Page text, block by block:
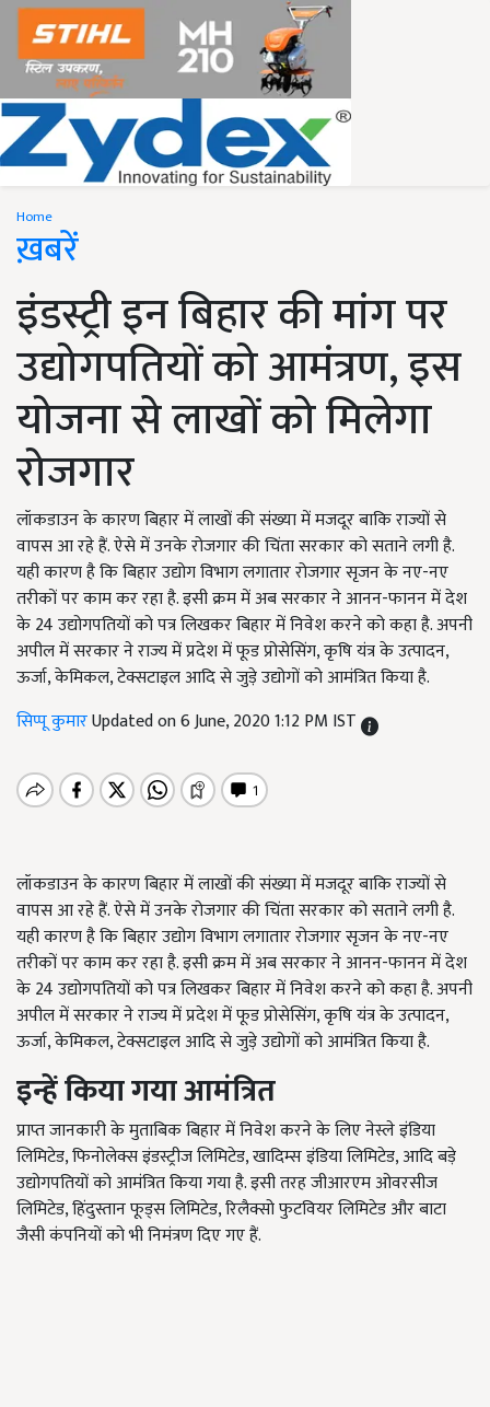
Home
ख़बरें
इंडस्ट्री इन बिहार की मांग पर
उद्योगपतियों को आमंत्रण, इस
योजना से लाखों को मिलेगा
रोजगार
लॉकडाउन के कारण बिहार में लाखों की संख्या में मजदूर बाकि राज्यों से
वापस आ रहे हैं. ऐसे में उनके रोजगार की चिंता सरकार को सताने लगी है.
यही कारण है कि बिहार उद्योग विभाग लगातार रोजगार सृजन के नए-नए
तरीकों पर काम कर रहा है. इसी क्रम में अब सरकार ने आनन-फानन में देश
के 24 उद्योगपतियों को पत्र लिखकर बिहार में निवेश करने को कहा है. अपनी
अपील में सरकार ने राज्य में प्रदेश में फूड प्रोसेसिंग, कृषि यंत्र के उत्पादन,
ऊर्जा, केमिकल, टेक्सटाइल आदि से जुड़े उद्योगों को आमंत्रित किया है.
सिप्पू कुमारUpdated on 6 June, 2020 1:12 PM IST
लॉकडाउन के कारण बिहार में लाखों की संख्या में मजदूर बाकि राज्यों से
वापस आ रहे हैं. ऐसे में उनके रोजगार की चिंता सरकार को सताने लगी है.
यही कारण है कि बिहार उद्योग विभाग लगातार रोजगार सृजन के नए-नए
तरीकों पर काम कर रहा है. इसी क्रम में अब सरकार ने आनन-फानन में देश
के 24 उद्योगपतियों को पत्र लिखकर बिहार में निवेश करने को कहा है. अपनी
अपील में सरकार ने राज्य में प्रदेश में फूड प्रोसेसिंग, कृषि यंत्र के उत्पादन,
ऊर्जा, केमिकल, टेक्सटाइल आदि से जुड़े उद्योगों को आमंत्रित किया है.
इन्हें किया गया आमंत्रित
प्राप्त जानकारी के मुताबिक बिहार में निवेश करने के लिए नेस्ले इंडिया
लिमिटेड, फिनोलेक्स इंडस्ट्रीज लिमिटेड, खादिम्स इंडिया लिमिटेड, आदि बड़े
उद्योगपतियों को आमंत्रित किया गया है. इसी तरह जीआरएम ओवरसीज
लिमिटेड, हिंदुस्तान फूड्स लिमिटेड, रिलैक्सो फुटवियर लिमिटेड और बाटा
जैसी कंपनियों को भी निमंत्रण दिए गए हैं.